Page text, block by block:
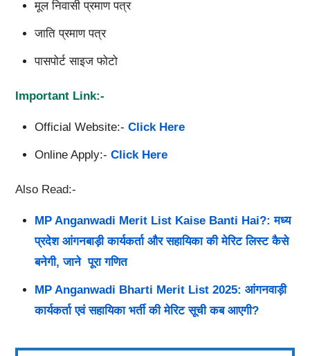
मूल निवासी प्रमाण पत्र
जाति प्रमाण पत्र
पासपोर्ट साइज फोटो
Important Link:-
Official Website:- Click Here
Online Apply:- Click Here
Also Read:-
MP Anganwadi Merit List Kaise Banti Hai?: मध्य
प्रदेश आंगनबाड़ी कार्यकर्ता और सहायिका की मेरिट लिस्ट कैसे
बनेगी, जाने पूरा गणित
MP Anganwadi Bharti Merit List 2025: आंगनवाड़ी
कार्यकर्ता एवं सहायिका भर्ती की मेरिट सूची कब आएगी?